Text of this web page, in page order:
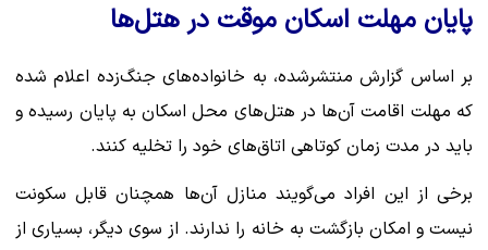
پایان مهلت اسکان موقت در هتل‌ها
بر اساس گزارش منتشرشده، به خانواده‌های جنگ‌زده اعلام شده
که مهلت اقامت آن‌ها در هتل‌های محل اسکان به پایان رسیده و
باید در مدت زمان کوتاهی اتاق‌های خود را تخلیه کنند.
برخی از این افراد می‌گویند منازل آن‌ها همچنان قابل سکونت
نیست و امکان بازگشت به خانه را ندارند. از سوی دیگر، بسیاری از